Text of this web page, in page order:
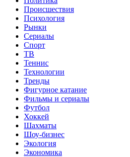
Происшествия
Психология
Рынки
Сериалы
Спорт
ТВ
Теннис
Технологии
Тренды
Фигурное катание
Фильмы и сериалы
Футбол
Хоккей
Шахматы
Шоу-бизнес
Экология
Экономика